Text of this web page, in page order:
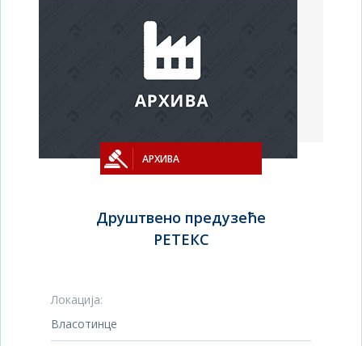
АРХИВА
Друштвено предузеће
РЕТЕКС
Локација:
Власотинце